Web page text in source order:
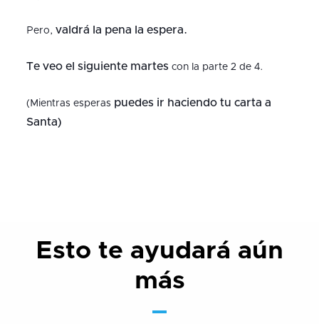
Pero, valdrá la pena la espera.
Te veo el siguiente martes con la parte 2 de 4.
(Mientras esperas puedes ir haciendo tu carta a
Santa)
Esto te ayudará aún
más